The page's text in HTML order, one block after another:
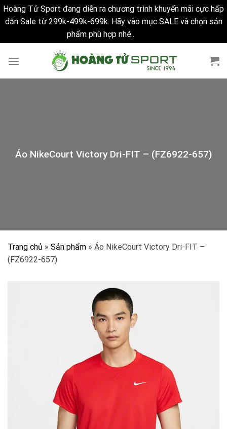
Hoàng Tử Sport đang diễn ra chương trình khuyến mãi cực hấp
dẫn Sale từ 299k-499k-699k. Hãy vào mục SALE và chọn sản
phẩm phù hợp nhé..
Áo NikeCourt Victory Dri-FIT – (FZ6922-657)
Trang chủ » Sản phẩm » Áo NikeCourt Victory Dri-FIT –
(FZ6922-657)